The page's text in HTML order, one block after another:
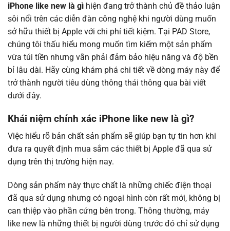
iPhone like new là gì hiện đang trở thành chủ đề thảo luận
sôi nổi trên các diễn đàn công nghệ khi người dùng muốn
sở hữu thiết bị Apple với chi phí tiết kiệm. Tại PAD Store,
chúng tôi thấu hiểu mong muốn tìm kiếm một sản phẩm
vừa túi tiền nhưng vẫn phải đảm bảo hiệu năng và độ bền
bỉ lâu dài. Hãy cùng khám phá chi tiết về dòng máy này để
trở thành người tiêu dùng thông thái thông qua bài viết
dưới đây.
Khái niệm chính xác iPhone like new là gì?
Việc hiểu rõ bản chất sản phẩm sẽ giúp bạn tự tin hơn khi
đưa ra quyết định mua sắm các thiết bị Apple đã qua sử
dụng trên thị trường hiện nay.
Dòng sản phẩm này thực chất là những chiếc điện thoại
đã qua sử dụng nhưng có ngoại hình còn rất mới, không bị
can thiệp vào phần cứng bên trong. Thông thường, máy
like new là những thiết bị người dùng trước đó chỉ sử dụng